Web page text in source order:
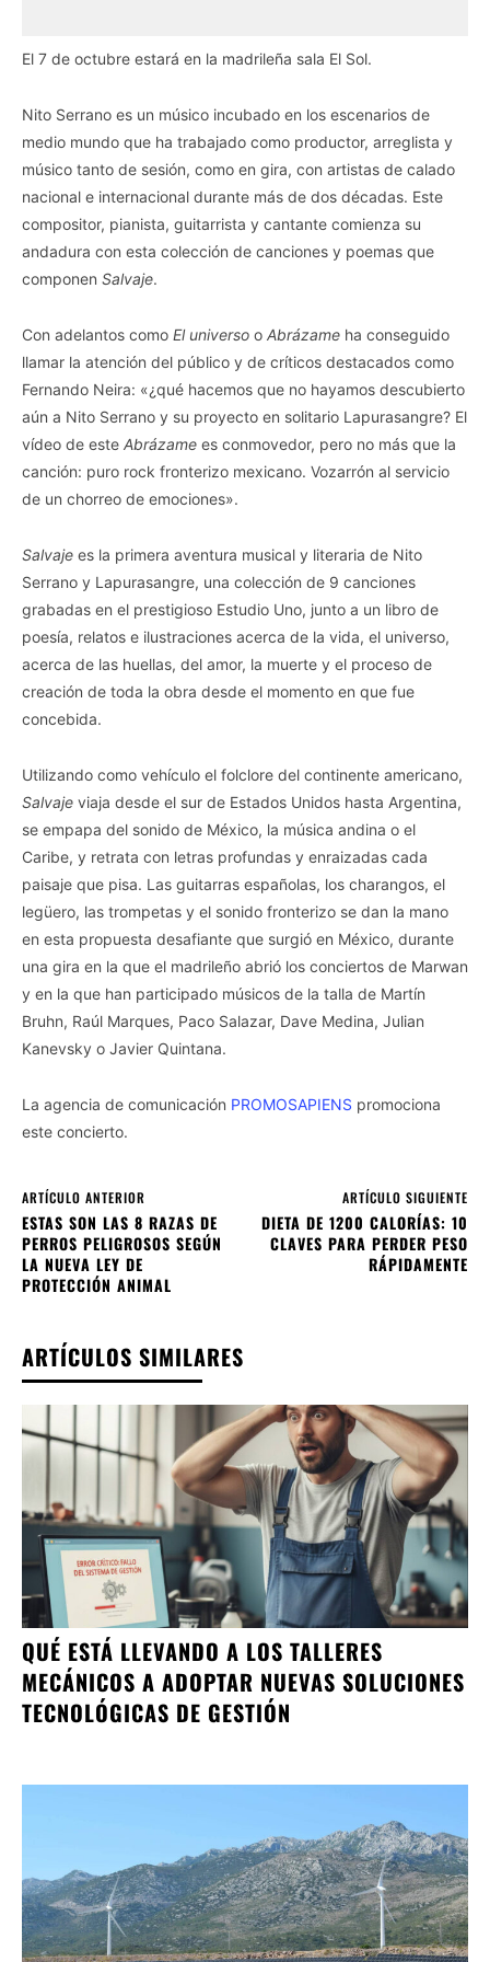
El 7 de octubre estará en la madrileña sala El Sol.
Nito Serrano es un músico incubado en los escenarios de
medio mundo que ha trabajado como productor, arreglista y
músico tanto de sesión, como en gira, con artistas de calado
nacional e internacional durante más de dos décadas. Este
compositor, pianista, guitarrista y cantante comienza su
andadura con esta colección de canciones y poemas que
componen Salvaje.
Con adelantos como El universo o Abrázame ha conseguido
llamar la atención del público y de críticos destacados como
Fernando Neira: «¿qué hacemos que no hayamos descubierto
aún a Nito Serrano y su proyecto en solitario Lapurasangre? El
vídeo de este Abrázame es conmovedor, pero no más que la
canción: puro rock fronterizo mexicano. Vozarrón al servicio
de un chorreo de emociones».
Salvaje es la primera aventura musical y literaria de Nito
Serrano y Lapurasangre, una colección de 9 canciones
grabadas en el prestigioso Estudio Uno, junto a un libro de
poesía, relatos e ilustraciones acerca de la vida, el universo,
acerca de las huellas, del amor, la muerte y el proceso de
creación de toda la obra desde el momento en que fue
concebida.
Utilizando como vehículo el folclore del continente americano,
Salvaje viaja desde el sur de Estados Unidos hasta Argentina,
se empapa del sonido de México, la música andina o el
Caribe, y retrata con letras profundas y enraizadas cada
paisaje que pisa. Las guitarras españolas, los charangos, el
legüero, las trompetas y el sonido fronterizo se dan la mano
en esta propuesta desafiante que surgió en México, durante
una gira en la que el madrileño abrió los conciertos de Marwan
y en la que han participado músicos de la talla de Martín
Bruhn, Raúl Marques, Paco Salazar, Dave Medina, Julian
Kanevsky o Javier Quintana.
La agencia de comunicación PROMOSAPIENS promociona
este concierto.
ARTÍCULO ANTERIOR
ESTAS SON LAS 8 RAZAS DE
PERROS PELIGROSOS SEGÚN
LA NUEVA LEY DE
PROTECCIÓN ANIMAL
ARTÍCULO SIGUIENTE
DIETA DE 1200 CALORÍAS: 10
CLAVES PARA PERDER PESO
RÁPIDAMENTE
ARTÍCULOS SIMILARES
QUÉ ESTÁ LLEVANDO A LOS TALLERES
MECÁNICOS A ADOPTAR NUEVAS SOLUCIONES
TECNOLÓGICAS DE GESTIÓN